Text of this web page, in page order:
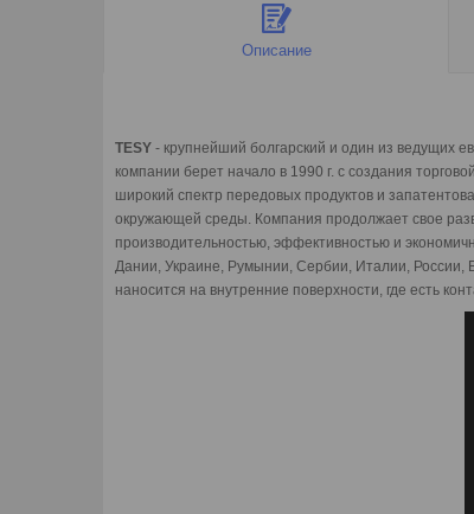
Описание
TESY - крупнейший болгарский и один из ведущих
компании берет начало в 1990 г. с создания
широкий спектр передовых продуктов и
окружающей среды. Компания продолжает свое
производительностью, эффективностью и
Дании, Украине, Румынии, Сербии, Италии, России,
наносится на внутренние поверхности, где есть